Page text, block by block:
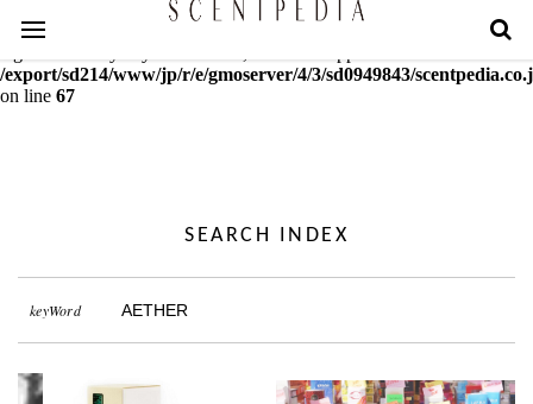
Warning
: mcrypt_decrypt(): Key of size 18 not supported by this
/export/sd214/www/jp/r/e/gmoserver/4/3/sd0949843/
on line 67
SEARCH INDEX
keyWord AETHER